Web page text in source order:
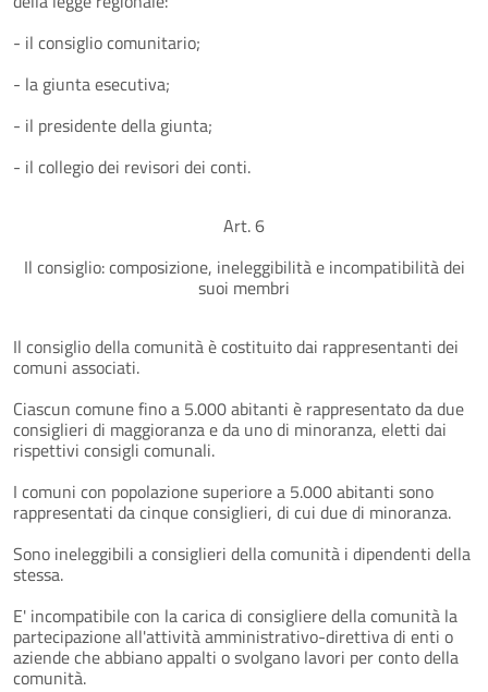
- il consiglio comunitario;
- la giunta esecutiva;
- il presidente della giunta;
- il collegio dei revisori dei conti.
Art. 6
Il consiglio: composizione, ineleggibilità e incompatibilità dei
suoi membri
Il consiglio della comunità è costituito dai rappresentanti dei
comuni associati.
Ciascun comune fino a 5.000 abitanti è rappresentato da due
consiglieri di maggioranza e da uno di minoranza, eletti dai
rispettivi consigli comunali.
I comuni con popolazione superiore a 5.000 abitanti sono
rappresentati da cinque consiglieri, di cui due di minoranza.
Sono ineleggibili a consiglieri della comunità i dipendenti della
stessa.
E' incompatibile con la carica di consigliere della comunità la
partecipazione all'attività amministrativo-direttiva di enti o
aziende che abbiano appalti o svolgano lavori per conto della
comunità.